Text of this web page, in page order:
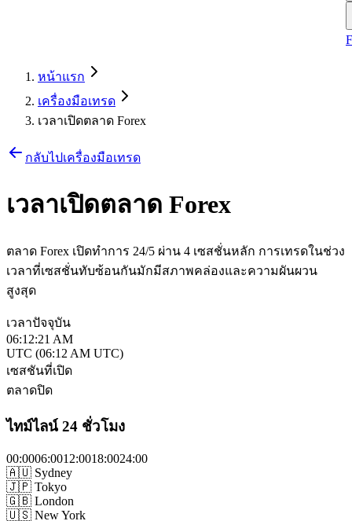
หน้าแรก
เครื่องมือเทรด
เวลาเปิดตลาด Forex
กลับไปเครื่องมือเทรด
เวลาเปิดตลาด Forex
ตลาด Forex เปิดทำการ 24/5 ผ่าน 4 เซสชั่นหลัก การเทรดในช่วง
เวลาที่เซสชั่นทับซ้อนกันมักมีสภาพคล่องและความผันผวน
สูงสุด
เวลาปัจจุบัน
06:12:21 AM
UTC (06:12 AM UTC)
เซสชันที่เปิด
ตลาดปิด
ไทม์ไลน์ 24 ชั่วโมง
00:0006:0012:0018:0024:00
🇦🇺 Sydney
🇯🇵 Tokyo
🇬🇧 London
🇺🇸 New York